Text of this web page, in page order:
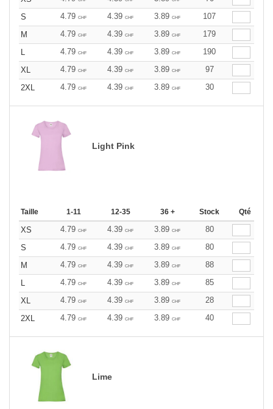
S
4.79 CHF 4.39 CHF 3.89 CHF
107
M
4.79 CHF 4.39 CHF 3.89 CHF
179
L
4.79 CHF 4.39 CHF 3.89 CHF
190
XL
4.79 CHF 4.39 CHF 3.89 CHF
97
2XL
4.79 CHF 4.39 CHF 3.89 CHF 30
Light Pink
Taille 1-11 12-35 36 + Stock Qté
XS 4.79 CHF 4.39 CHF 3.89 CHF
80
S
4.79 CHF 4.39 CHF 3.89 CHF
80
M
4.79 CHF 4.39 CHF 3.89 CHF
88
L
4.79 CHF 4.39 CHF 3.89 CHF
85
XL
4.79 CHF 4.39 CHF 3.89 CHF
28
2XL
4.79 CHF 4.39 CHF 3.89 CHF 40
Lime